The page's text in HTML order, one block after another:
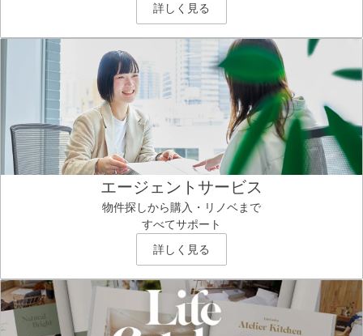
詳しく見る
エージェントサービス
物件探しから購入・リノベまで
すべてサポート
詳しく見る